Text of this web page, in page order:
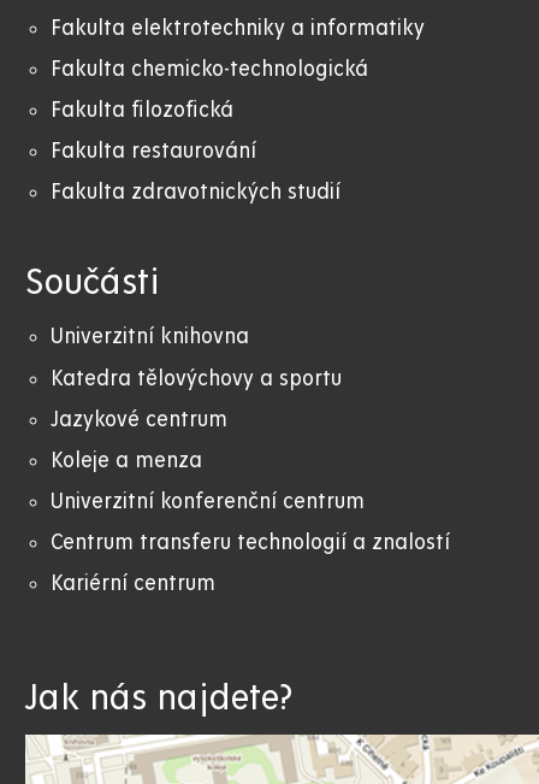
Fakulta elektrotechniky a informatiky
Fakulta chemicko-technologická
Fakulta filozofická
Fakulta restaurování
Fakulta zdravotnických studií
Součásti
Univerzitní knihovna
Katedra tělovýchovy a sportu
Jazykové centrum
Koleje a menza
Univerzitní konferenční centrum
Centrum transferu technologií a znalostí
Kariérní centrum
Jak nás najdete?